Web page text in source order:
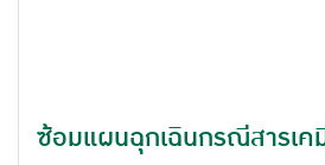
ซ้อมแผนฉุกเฉินกรณีสารเค